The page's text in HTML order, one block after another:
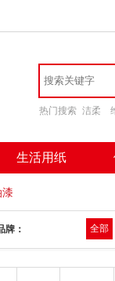
热门搜索 洁柔
生活用纸
漆
牌： 全部